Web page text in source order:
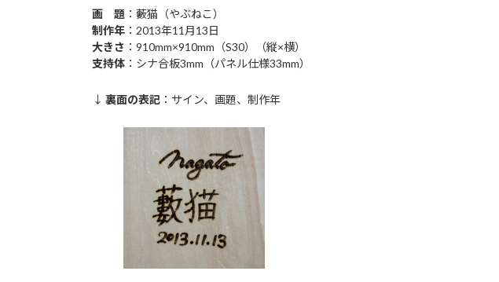
画 題 ：藪猫（やぶねこ）
制作年 ：2013年11月13日
大きさ ：910mm×910mm（S30）（縦×横）
支持体 ：シナ合板3mm（パネル仕様33mm）
↓ 裏面の表記 ：サイン、画題、制作年